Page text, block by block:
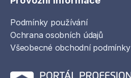
Podmínky používání
Ochrana osobních údajů
Všeobecné obchodní podmínky